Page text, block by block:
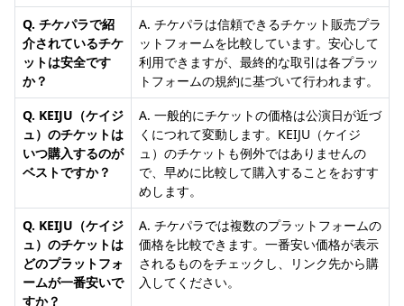
Q. チケパラで紹
介されているチケ
ットは安全です
か？
A. チケパラは信頼できるチケット販売プラ
ットフォームを比較しています。安心して
利用できますが、最終的な取引は各プラッ
トフォームの規約に基づいて行われます。
Q. KEIJU（ケイジ
ュ）のチケットは
いつ購入するのが
ベストですか？
A. 一般的にチケットの価格は公演日が近づ
くにつれて変動します。KEIJU（ケイジ
ュ）のチケットも例外ではありませんの
で、早めに比較して購入することをおすす
めします。
Q. KEIJU（ケイジ
ュ）のチケットは
どのプラットフォ
ームが一番安いで
すか？
A. チケパラでは複数のプラットフォームの
価格を比較できます。一番安い価格が表示
されるものをチェックし、リンク先から購
入してください。